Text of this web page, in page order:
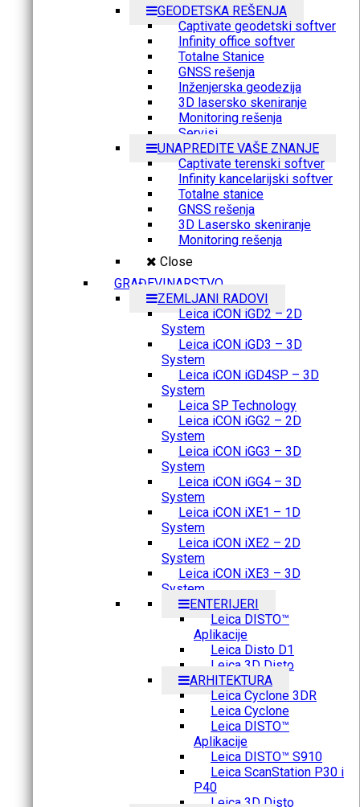
GEODETSKA REŠENJA
Captivate geodetski softver
Infinity office softver
Totalne Stanice
GNSS rešenja
Inženjerska geodezija
3D lasersko skeniranje
Monitoring rešenja
Servisi
UNAPREDITE VAŠE ZNANJE
Captivate terenski softver
Infinity kancelarijski softver
Totalne stanice
GNSS rešenja
3D Lasersko skeniranje
Monitoring rešenja
Close
GRAĐEVINARSTVO
ZEMLJANI RADOVI
Leica iCON iGD2 – 2D
System
Leica iCON iGD3 – 3D
System
Leica iCON iGD4SP – 3D
System
Leica SP Technology
Leica iCON iGG2 – 2D
System
Leica iCON iGG3 – 3D
System
Leica iCON iGG4 – 3D
System
Leica iCON iXE1 – 1D
System
Leica iCON iXE2 – 2D
System
Leica iCON iXE3 – 3D
System
ENTERIJERI
Leica DISTO™
Aplikacije
Leica Disto D1
Leica 3D Disto
ARHITEKTURA
Leica Cyclone 3DR
Leica Cyclone
Leica DISTO™
Aplikacije
Leica DISTO™ S910
Leica ScanStation P30 i
P40
Leica 3D Disto